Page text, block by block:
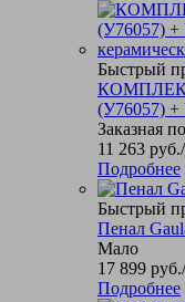
Быстрый
КОМПЛЕКТ
(У76057)
Заказная
11 263 руб.
Подробнее
Быстрый
Пенал
Мало
17 899 руб.
Подробнее